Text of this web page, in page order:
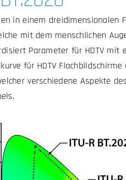
in einem
mit dem menschlichen
Parameter für HDTV
für HDTV
verschiedene Aspekte